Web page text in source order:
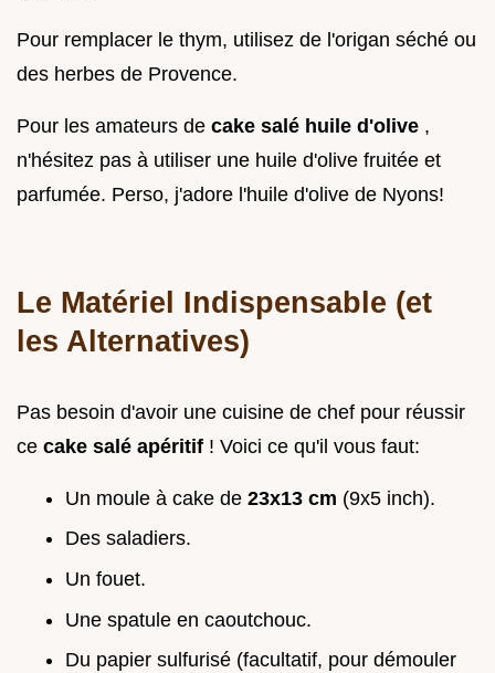
Pour remplacer le thym, utilisez de l'origan séché ou
des herbes de Provence.
Pour les amateurs de cake salé huile d'olive ,
n'hésitez pas à utiliser une huile d'olive fruitée et
parfumée. Perso, j'adore l'huile d'olive de Nyons!
Le Matériel Indispensable (et
les Alternatives)
Pas besoin d'avoir une cuisine de chef pour réussir
ce cake salé apéritif ! Voici ce qu'il vous faut:
Un moule à cake de 23x13 cm (9x5 inch).
Des saladiers.
Un fouet.
Une spatule en caoutchouc.
Du papier sulfurisé (facultatif, pour démouler